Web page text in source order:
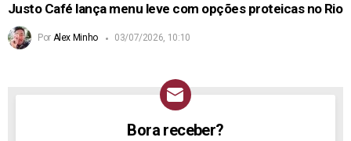
Justo Café lança menu leve com opções proteicas no Rio
Por Alex Minho 03/07/2026, 10:10
Bora receber?